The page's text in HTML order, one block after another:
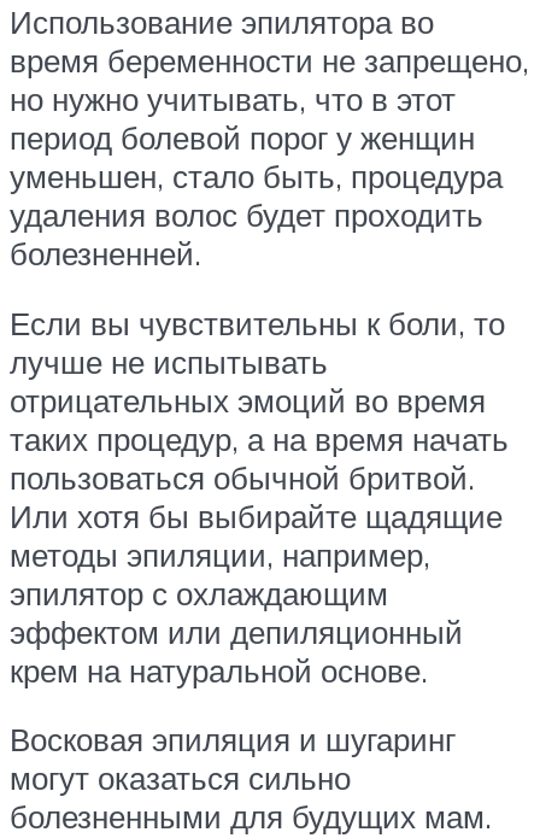
Использование эпилятора во
время беременности не запрещено,
но нужно учитывать, что в этот
период болевой порог у женщин
уменьшен, стало быть, процедура
удаления волос будет проходить
болезненней.
Если вы чувствительны к боли, то
лучше не испытывать
отрицательных эмоций во время
таких процедур, а на время начать
пользоваться обычной бритвой.
Или хотя бы выбирайте щадящие
методы эпиляции, например,
эпилятор с охлаждающим
эффектом или депиляционный
крем на натуральной основе.
Восковая эпиляция и шугаринг
могут оказаться сильно
болезненными для будущих мам.